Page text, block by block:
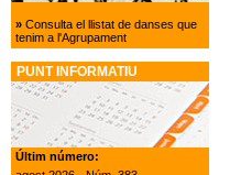
»Consulta el llistat de danses que
tenim a l'Agrupament
PUNT INFORMATIU
Últim número: